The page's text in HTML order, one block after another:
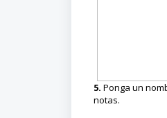
5. Ponga un
notas.